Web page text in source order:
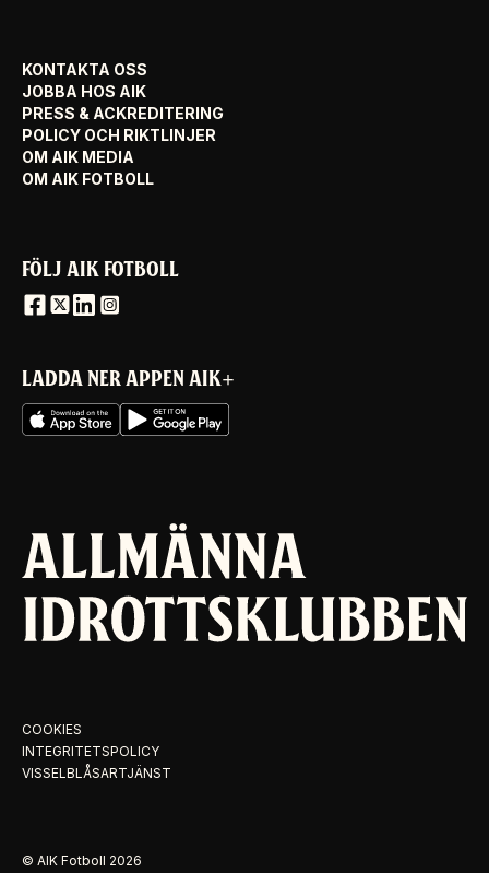
KONTAKTA OSS
JOBBA HOS AIK
PRESS & ACKREDITERING
POLICY OCH RIKTLINJER
OM AIK MEDIA
OM AIK FOTBOLL
FÖLJ AIK FOTBOLL
LADDA NER APPEN AIK+
COOKIES
INTEGRITETSPOLICY
VISSELBLÅSARTJÄNST
© AIK Fotboll 2026